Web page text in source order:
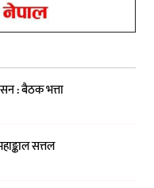
: बैठक भत्ता
सत्तल